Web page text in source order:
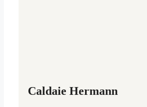
Caldaie Hermann